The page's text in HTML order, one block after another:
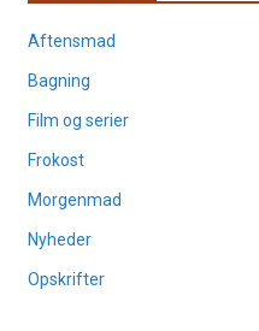
Aftensmad
Bagning
Film og serier
Frokost
Morgenmad
Nyheder
Opskrifter